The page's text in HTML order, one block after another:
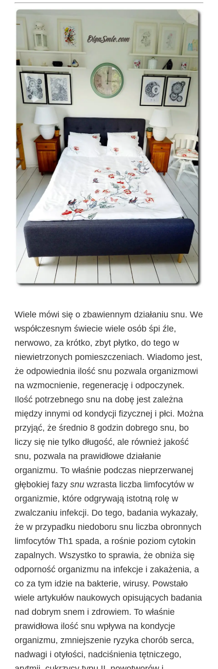
Wiele mówi się o zbawiennym działaniu snu. We
współczesnym świecie wiele osób śpi źle,
nerwowo, za krótko, zbyt płytko, do tego w
niewietrzonych pomieszczeniach. Wiadomo jest,
że odpowiednia ilość snu pozwala organizmowi
na wzmocnienie, regenerację i odpoczynek.
Ilość potrzebnego snu na dobę jest zależna
między innymi od kondycji fizycznej i płci. Można
przyjąć, że średnio 8 godzin dobrego snu, bo
liczy się nie tylko długość, ale również jakość
snu, pozwala na prawidłowe działanie
organizmu. To właśnie podczas nieprzerwanej
głębokiej fazy snu wzrasta liczba limfocytów w
organizmie, które odgrywają istotną rolę w
zwalczaniu infekcji. Do tego, badania wykazały,
że w przypadku niedoboru snu liczba obronnych
limfocytów Th1 spada, a rośnie poziom cytokin
zapalnych. Wszystko to sprawia, że obniża się
odporność organizmu na infekcje i zakażenia, a
co za tym idzie na bakterie, wirusy. Powstało
wiele artykułów naukowych opisujących badania
nad dobrym snem i zdrowiem. To właśnie
prawidłowa ilość snu wpływa na kondycje
organizmu, zmniejszenie ryzyka chorób serca,
nadwagi i otyłości, nadciśnienia tętniczego,